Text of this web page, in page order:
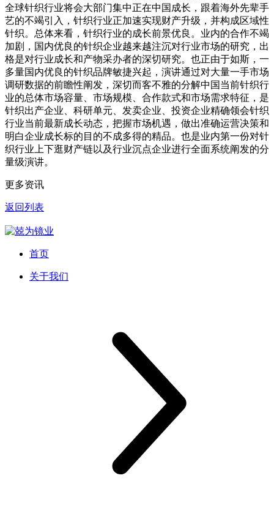
全球针织行业将会大部门集中正在中国成长，跟着海外先辈手
艺的不竭引入，针织行业正加速实现财产升级，并构成区域性
针织。总体来看，针织行业的成长前景优良。业内的合作不竭
加剧，国内优良的针织企业越来越注沉对行业市场的研究，出
格是对行业成长和产物采办者的深切研究。也正由于如斯，一
多量国内优良的针织品牌敏捷兴起，演讲通过对大量一手市场
调研数据的前瞻性阐发，深切而客不雅的分解中国当前针织行
业的总体市场容量、市场规模、合作款式和市场需求特征，是
针织出产企业、科研单元、发卖企业、投资企业精确领会针织
行业当前最新成长动态，把握市场机遇，做出准确运营决策和
明白企业成长标的目的不成多得的精品。也是业内第一份对针
织行业上下逛财产链以及行业沉点企业进行全面系统阐发的分
量级演讲。
更多资讯
返回列表
首页
关于我们